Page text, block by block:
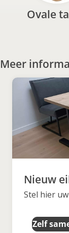
Ovale
Meer
Nieuw
Stel hier
Zelf